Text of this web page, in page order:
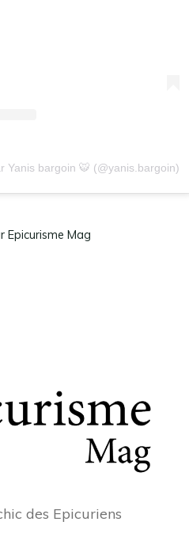
Yanis bargoin 🐯 (@yanis.bargoin)
Epicurisme Mag
des Epicuriens